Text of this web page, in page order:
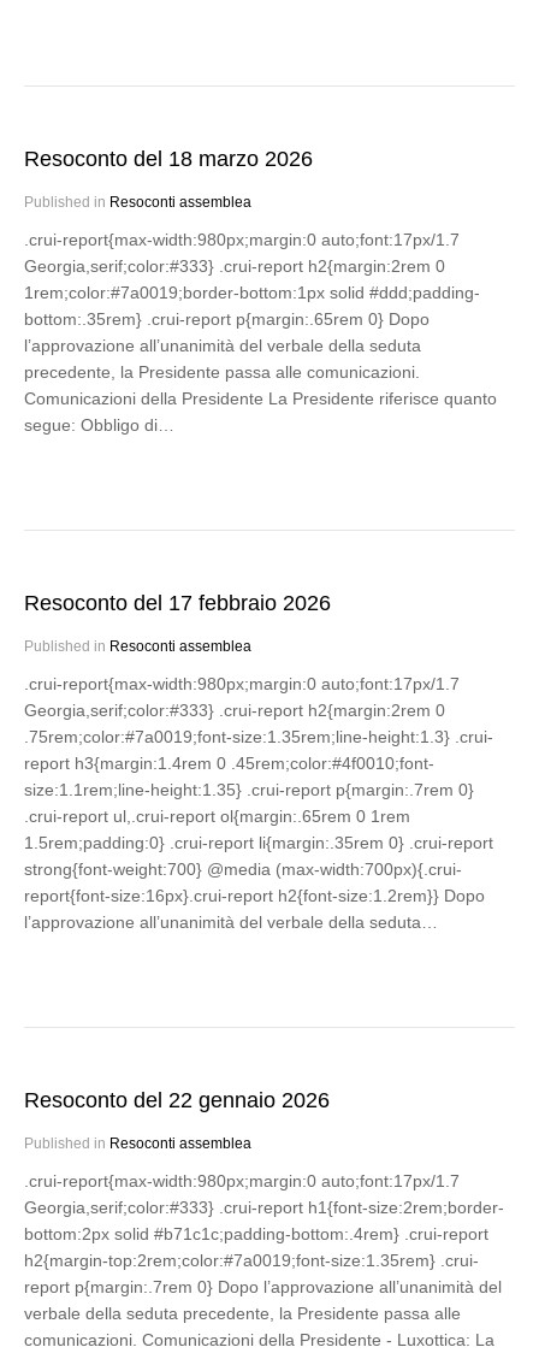
Resoconto del 18 marzo 2026
Published in Resoconti assemblea
.crui-report{max-width:980px;margin:0 auto;font:17px/1.7
Georgia,serif;color:#333} .crui-report h2{margin:2rem 0
1rem;color:#7a0019;border-bottom:1px solid #ddd;padding-
bottom:.35rem} .crui-report p{margin:.65rem 0} Dopo
l’approvazione all’unanimità del verbale della seduta
precedente, la Presidente passa alle comunicazioni.
Comunicazioni della Presidente La Presidente riferisce quanto
segue: Obbligo di…
Resoconto del 17 febbraio 2026
Published in Resoconti assemblea
.crui-report{max-width:980px;margin:0 auto;font:17px/1.7
Georgia,serif;color:#333} .crui-report h2{margin:2rem 0
.75rem;color:#7a0019;font-size:1.35rem;line-height:1.3} .crui-
report h3{margin:1.4rem 0 .45rem;color:#4f0010;font-
size:1.1rem;line-height:1.35} .crui-report p{margin:.7rem 0}
.crui-report ul,.crui-report ol{margin:.65rem 0 1rem
1.5rem;padding:0} .crui-report li{margin:.35rem 0} .crui-report
strong{font-weight:700} @media (max-width:700px){.crui-
report{font-size:16px}.crui-report h2{font-size:1.2rem}} Dopo
l’approvazione all’unanimità del verbale della seduta…
Resoconto del 22 gennaio 2026
Published in Resoconti assemblea
.crui-report{max-width:980px;margin:0 auto;font:17px/1.7
Georgia,serif;color:#333} .crui-report h1{font-size:2rem;border-
bottom:2px solid #b71c1c;padding-bottom:.4rem} .crui-report
h2{margin-top:2rem;color:#7a0019;font-size:1.35rem} .crui-
report p{margin:.7rem 0} Dopo l’approvazione all’unanimità del
verbale della seduta precedente, la Presidente passa alle
comunicazioni. Comunicazioni della Presidente - Luxottica: La